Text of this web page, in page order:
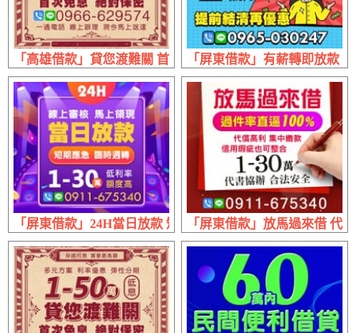
「高雄借款」貸您渡難關 首次免息絕對保密 | 1~50萬 利率優
「屏東借款」有薪轉即放款
「屏東借款」24H當日放款 短期應急 | 1~30萬 線上審核馬上
「屏東借款」放馬過來借 代